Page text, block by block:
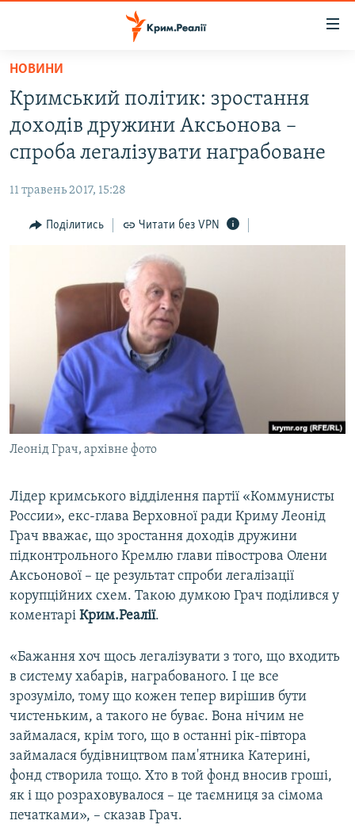
Перейти
основного
матеріалу
до
основної
навігації
Перейти
ВОДА.КРИМ
ВІДЕО ТА ФОТО
БЛОГИ
ПОГЛЯД
ВСЕ ЗА ДЕНЬ
СПЕЦПРОЕКТИ
ДЕПОРТАЦІЯ
ВІДЕОУРОКИ «ELIFBE»
СВІДЧЕННЯ ОКУПАЦІЇ
УКРАЇНСЬКА ПРОБЛЕМА КРИМУ
ІНФОГРАФІКА
ЯК ОБІЙТИ БЛОКУВАННЯ
Русский
Qırımtatar
ДОЛУЧАЙСЯ!
НОВИНИ
Кримський політик: зростання
доходів дружини Аксьонова –
спроба легалізувати награбоване
11 травень 2017, 15:28
Поділитись Читати без VPN
Леонід Грач, архівне фото
Лідер кримського відділення партії «Коммунисты
России», екс-глава Верховної ради Криму Леонід
Грач вважає, що зростання доходів дружини
підконтрольного Кремлю глави півострова Олени
Аксьонової – це результат спроби легалізації
корупційних схем. Такою думкою Грач поділився у
коментарі Крим.Реалії.
«Бажання хоч щось легалізувати з того, що входить
в систему хабарів, награбованого. І це все
зрозуміло, тому що кожен тепер вирішив бути
чистеньким, а такого не буває. Вона нічим не
займалася, крім того, що в останні рік-півтора
займалася будівництвом пам'ятника Катерині,
фонд створила тощо. Хто в той фонд вносив гроші,
як і що розраховувалося – це таємниця за сімома
печатками», – сказав Грач.